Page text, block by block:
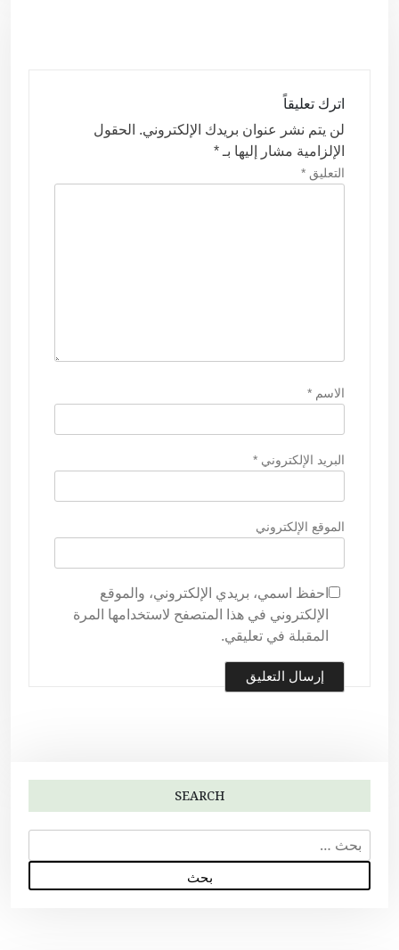
اترك تعليقاً
لن يتم نشر عنوان بريدك الإلكتروني. الحقول
الإلزامية مشار إليها بـ *
التعليق *
الاسم *
البريد الإلكتروني *
الموقع الإلكتروني
احفظ اسمي، بريدي الإلكتروني، والموقع
الإلكتروني في هذا المتصفح لاستخدامها المرة
المقبلة في تعليقي.
SEARCH
ل